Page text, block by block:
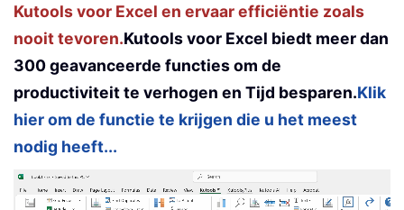
Kutools voor Excel en ervaar efficiëntie zoals
nooit tevoren.Kutools voor Excel biedt meer dan
300 geavanceerde functies om de
productiviteit te verhogen en Tijd besparen.Klik
hier om de functie te krijgen die u het meest
nodig heeft...